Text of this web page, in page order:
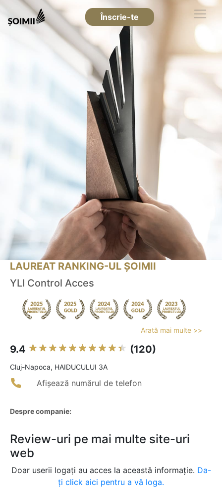
Înscrie-te
LAUREAT RANKING-UL ȘOIMII
YLI Control Acces
Arată mai multe >>
9.4 (120)
Cluj-Napoca, HAIDUCULUI 3A
Afișează numărul de telefon
Despre companie:
Review-uri pe mai multe site-uri
web
Doar userii logați au acces la această informație. Da-
ți click aici pentru a vă loga.